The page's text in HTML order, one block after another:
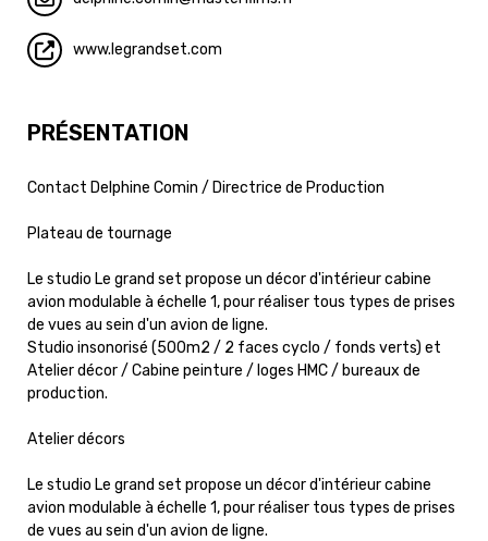
www.legrandset.com
PRÉSENTATION
Contact Delphine Comin / Directrice de Production
Plateau de tournage
Le studio Le grand set propose un décor d'intérieur cabine
avion modulable à échelle 1, pour réaliser tous types de prises
de vues au sein d'un avion de ligne.
Studio insonorisé (500m2 / 2 faces cyclo / fonds verts) et
Atelier décor / Cabine peinture / loges HMC / bureaux de
production.
Atelier décors
Le studio Le grand set propose un décor d'intérieur cabine
avion modulable à échelle 1, pour réaliser tous types de prises
de vues au sein d'un avion de ligne.